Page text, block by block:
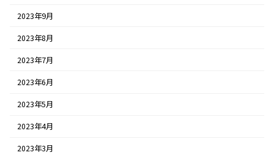
2023年9月
2023年8月
2023年7月
2023年6月
2023年5月
2023年4月
2023年3月